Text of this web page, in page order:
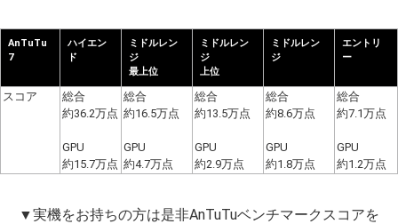
AnTuTu
7
ハイエン
ド
ミドルレン
ジ
最上位
ミドルレン
ジ
上位
ミドルレン
ジ
エントリ
ー
スコア
総合
約36.2万点
GPU
約15.7万点
総合
約16.5万点
GPU
約4.7万点
総合
約13.5万点
GPU
約2.9万点
総合
約8.6万点
GPU
約1.8万点
総合
約7.1万点
GPU
約1.2万点
▼実機をお持ちの方は是非AnTuTuベンチマークスコアを